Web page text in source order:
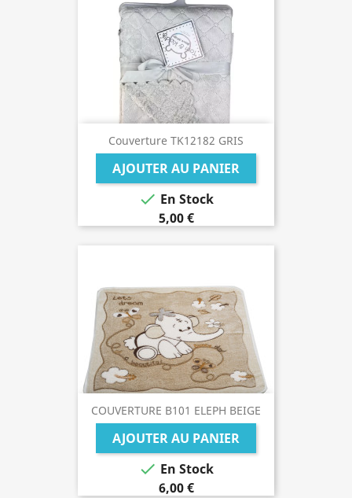
Couverture TK12182 GRIS
AJOUTER AU PANIER
 En Stock
5,00 €
COUVERTURE B101 ELEPH BEIGE
AJOUTER AU PANIER
 En Stock
6,00 €